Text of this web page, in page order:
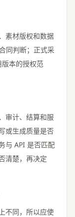
素材版权和数据
同判断；正式采
本的授权范
审计、结算和服
或生成质量是否
与 API 是否匹配
清楚，再决定
不同，所以应使